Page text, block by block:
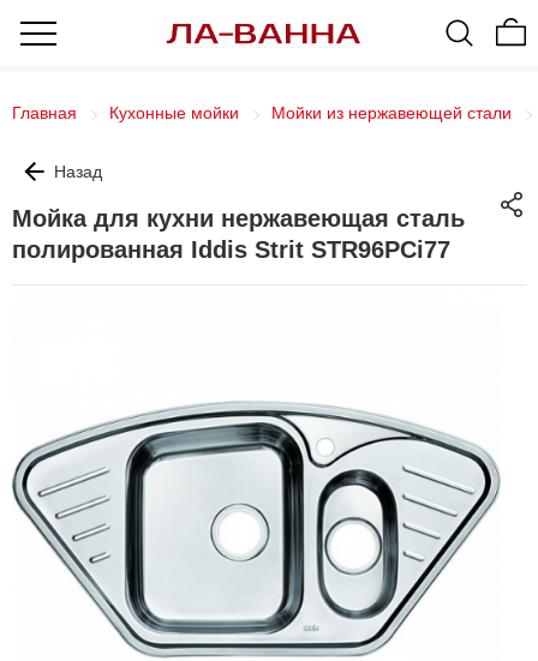
Главная Кухонные мойки Мойки из нержавеющей стали
Назад
Мойка для кухни нержавеющая сталь
полированная Iddis Strit STR96PCi77